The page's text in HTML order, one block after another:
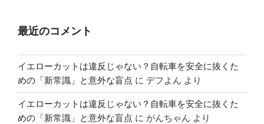
最近のコメント
イエローカットは違反じゃない？自転車を安全に抜くた
めの「新常識」と意外な盲点 に デフよん より
イエローカットは違反じゃない？自転車を安全に抜くた
めの「新常識」と意外な盲点 に がんちゃん より